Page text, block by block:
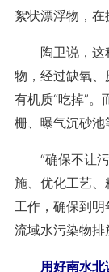
絮状漂浮物，在
陶卫说，这种
物，经过缺氧
有机质“吃掉”
栅、曝气沉砂池
“确保不让污
施、优化工艺
工作，确保到明
流域水污染物排
用好南水北